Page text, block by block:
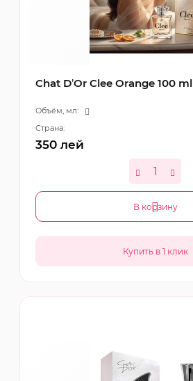
Chat D’Or Clee Orange 100 ml
Объём, мл:
Страна:
350 лей
В корзину